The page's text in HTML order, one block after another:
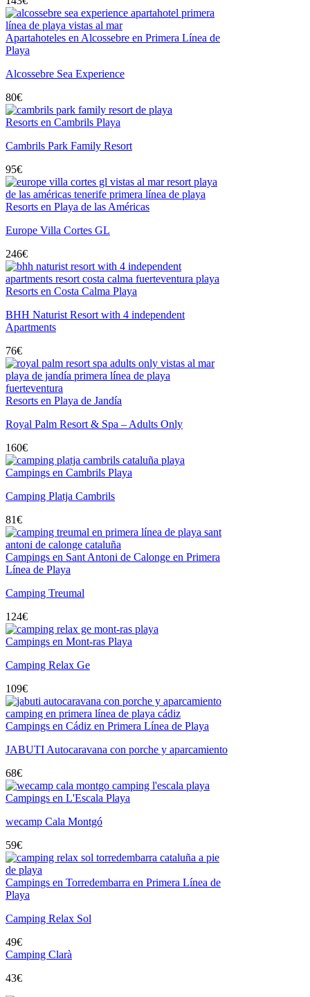
Apartahoteles en Alcossebre en Primera Línea de
Playa
Alcossebre Sea Experience
80€
Resorts en Cambrils Playa
Cambrils Park Family Resort
95€
Resorts en Playa de las Américas
Europe Villa Cortes GL
246€
Resorts en Costa Calma Playa
BHH Naturist Resort with 4 independent
Apartments
76€
Resorts en Playa de Jandía
Royal Palm Resort & Spa – Adults Only
160€
Campings en Cambrils Playa
Camping Platja Cambrils
81€
Campings en Sant Antoni de Calonge en Primera
Línea de Playa
Camping Treumal
124€
Campings en Mont-ras Playa
Camping Relax Ge
109€
Campings en Cádiz en Primera Línea de Playa
JABUTI Autocaravana con porche y aparcamiento
68€
Campings en L'Escala Playa
wecamp Cala Montgó
59€
Campings en Torredembarra en Primera Línea de
Playa
Camping Relax Sol
49€
Camping Clarà
43€